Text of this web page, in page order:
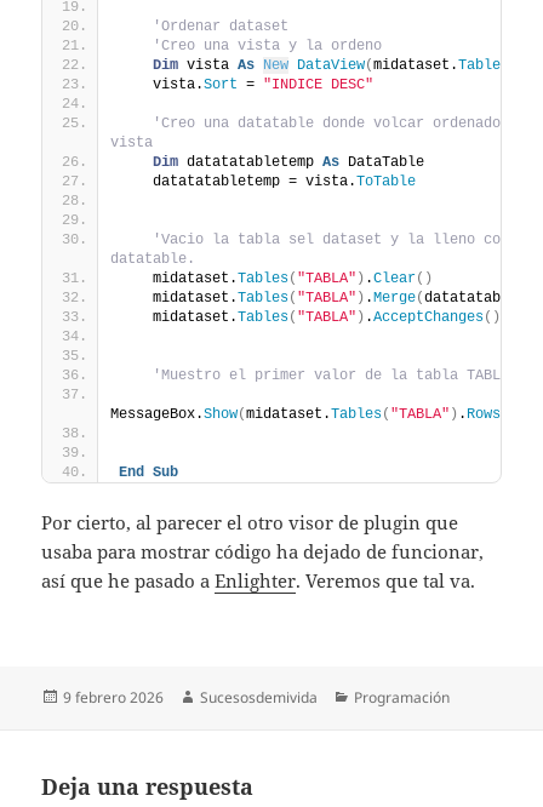
'Ordenar dataset
'Creo una vista y la ordeno
Dim vista As New DataView(midataset.Tables
    vista.
Sort = "INDICE DESC"
'Creo una datatable donde volcar ordenado el
vista
Dim datatatabletemp As DataTable
    datatatabletemp = vista.
ToTable
'Vacio la tabla sel dataset y la lleno con
datatable.
    midataset.
Tables( "TABLA" ) .Clear()
    midataset.
Tables( "TABLA" ) .Merge(
    midataset.
Tables( "TABLA" ) .AcceptChanges()
'Muestro el primer valor de la tabla TABLA
MessageBox.Show(midataset.Tables( "TABLA" ) . Rows
End Sub
Por cierto, al parecer el otro visor de plugin que
usaba para mostrar código ha dejado de funcionar,
así que he pasado aEnlighter. Veremos que tal va.
Publicado
9 febrero 2026 Autor
Sucesosdemivida Categorías
Programación
Deja una respuesta